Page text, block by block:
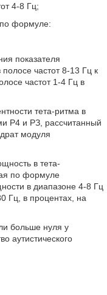
4-8 Гц;
по формуле:
показателя
частот 8-13 Гц к
частот 1-4 Гц в
тета-ритма в
Р4 и РЗ, рассчитанный
модуля
в тета-
по формуле
в диапазоне 4-8 Гц
Гц, в процентах, на
больше нуля у
аутистического